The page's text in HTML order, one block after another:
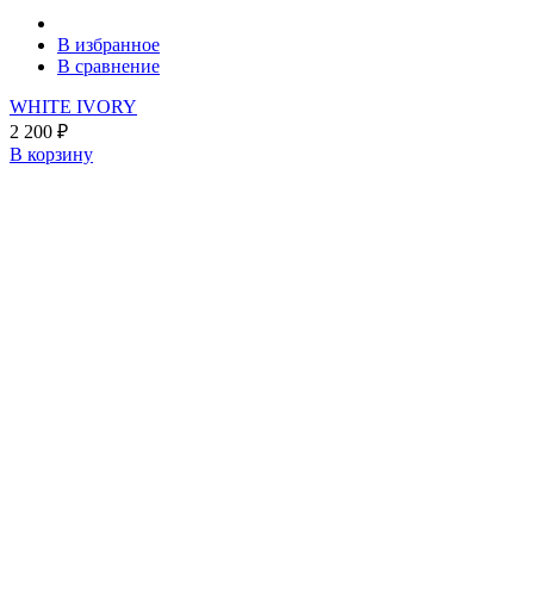
В избранное
В сравнение
WHITE IVORY
2 200 ₽
В корзину